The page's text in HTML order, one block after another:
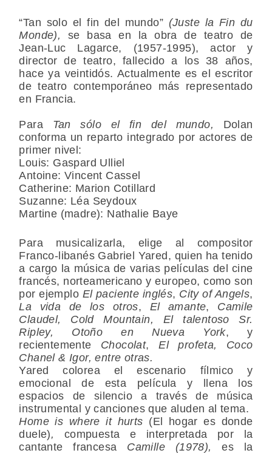
“Tan solo el fin del mundo” (Juste la Fin du
Monde),
se basa en la obra de teatro de
Jean-Luc Lagarce, (1957-1995), actor y
director de teatro, fallecido a los 38 años,
hace ya veintidós. Actualmente es el escritor
de teatro contemporáneo más representado
en Francia.
Para Tan sólo el fin del mundo, Dolan
conforma un reparto integrado por actores de
primer nivel:
Louis: Gaspard Ulliel
Antoine: Vincent Cassel
Catherine: Marion Cotillard
Suzanne: Léa Seydoux
Martine (madre): Nathalie Baye
Para musicalizarla, elige al compositor
Franco-libanés Gabriel Yared, quien ha tenido
a cargo la música de varias películas del cine
francés, norteamericano y europeo, como son
por ejemplo El paciente inglés, City of Angels,
La vida de los otros, El amante, Camile
Claudel, Cold Mountain, El talentoso
Sr.
Ripley,
Otoño en Nueva York, y
recientemente Chocolat,El profeta, Coco
Chanel & Igor, entre otras.
Yared colorea el escenario fílmico y
emocional de esta película y llena los
espacios de silencio a través de música
instrumental y canciones que aluden al tema.
Home is where it hurts (El hogar es donde
duele),
compuesta e interpretada por la
cantante francesa Camille (1978),es la